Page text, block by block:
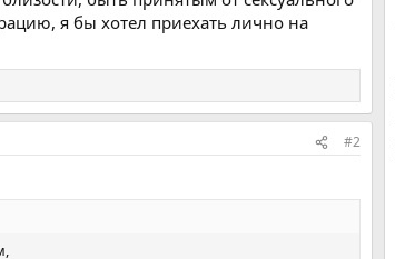
я бы хотел приехать лично на
#2